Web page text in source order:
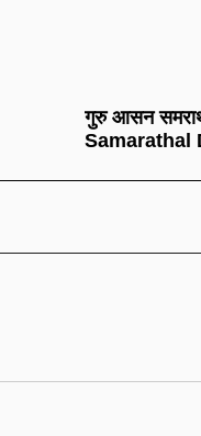
गुरु आसन
Samarathal